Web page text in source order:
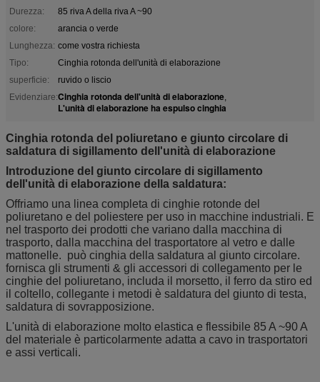
Durezza:
85 riva A della riva A ~90
colore:
arancia o verde
Lunghezza: come vostra richiesta
Tipo:
Cinghia rotonda dell'unità di elaborazione
superficie:
ruvido o liscio
Evidenziare:Cinghia rotonda dell'unità di elaborazione,
L'unità di elaborazione ha espulso cinghia
Cinghia rotonda del poliuretano e giunto circolare di
saldatura di sigillamento dell'unità di elaborazione
Introduzione del giunto circolare di sigillamento
dell'unità di elaborazione della saldatura:
Offriamo una linea completa di cinghie rotonde del
poliuretano e del poliestere per uso in macchine industriali. E
nel trasporto dei prodotti che variano dalla macchina di
trasporto, dalla macchina del trasportatore al vetro e dalle
mattonelle. può cinghia della saldatura al giunto circolare.
fornisca gli strumenti & gli accessori di collegamento per le
cinghie del poliuretano, includa il morsetto, il ferro da stiro ed
il coltello, collegante i metodi è saldatura del giunto di testa,
saldatura di sovrapposizione.
L'unità di elaborazione molto elastica e flessibile 85 A ~90 A
del materiale è particolarmente adatta a cavo in trasportatori
e assi verticali.